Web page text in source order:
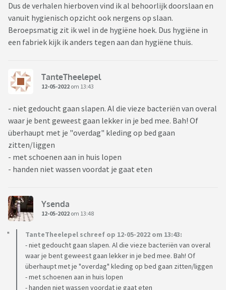
Dus de verhalen hierboven vind ik al behoorlijk doorslaan en
vanuit hygienisch opzicht ook nergens op slaan.
Beroepsmatig zit ik wel in de hygiëne hoek. Dus hygiëne in
een fabriek kijk ik anders tegen aan dan hygiëne thuis.
TanteTheelepel
12-05-2022 om 13:43
- niet gedoucht gaan slapen. Al die vieze bacteriën van overal
waar je bent geweest gaan lekker in je bed mee. Bah! Of
überhaupt met je "overdag" kleding op bed gaan
zitten/liggen
- met schoenen aan in huis lopen
- handen niet wassen voordat je gaat eten
Ysenda
12-05-2022 om 13:48
TanteTheelepel schreef op 12-05-2022 om 13:43:
- niet gedoucht gaan slapen. Al die vieze bacteriën van overal
waar je bent geweest gaan lekker in je bed mee. Bah! Of
überhaupt met je "overdag" kleding op bed gaan zitten/liggen
- met schoenen aan in huis lopen
- handen niet wassen voordat je gaat eten